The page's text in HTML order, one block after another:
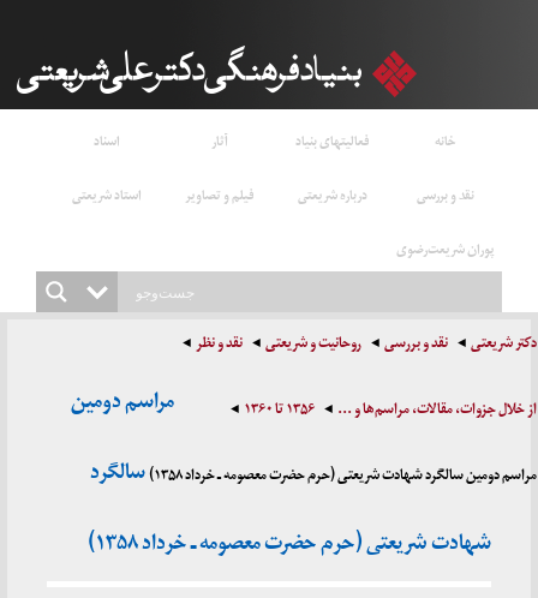
فعالیتهای بنیاد
نقد و بررسی
درباره شریعتی فیلم و تصاویر
استاد شریعتی
پوران شریعت‌رضوی
نقد و بررسی روحانیت و شریعتی نقد و نظر
جزوات، مقالات، مراسم‌ها و ... ۱۳۵۶ تا ۱۳۶۰
سالگرد شهادت شریعتی (حرم حضرت معصومه ـ خرداد ۱۳۵۸)
مراسم دومین
سالگرد
شهادت شریعتی (حرم حضرت معصومه ـ خرداد ۱۳۵۸)